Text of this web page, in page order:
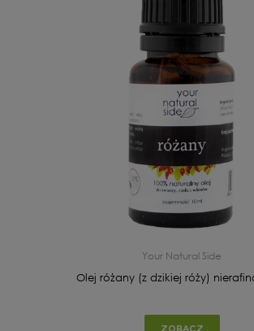
Your Natural Side
Olej różany (z dzikiej róży)
ZOBACZ